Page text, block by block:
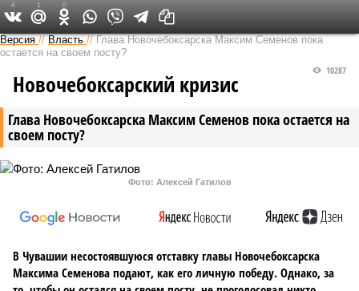
Версия в Чувашии
Версия //Власть //Глава Новочебоксарска Максим Семенов пока
остается на своем посту?
Глава Новочебоксарска Максим Семенов пока остается на
своем посту?
10287
Новочебоксарский кризис
Фото: Алексей Гатилов
В Чувашии несостоявшуюся отставку главы Новочебоксарска
Максима Семенова подают, как его личную победу. Однако, за
4 1 0